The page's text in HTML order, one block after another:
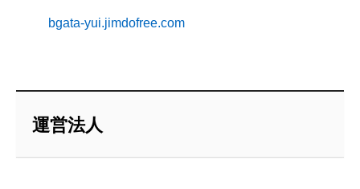
bgata‐yui.jimdofree.com
運営法人